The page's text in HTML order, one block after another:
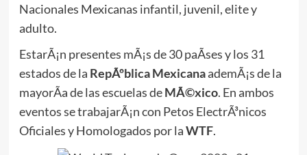
Nacionales Mexicanas infantil, juvenil, elite y
adulto.
EstarÃ¡n presentes mÃ¡s de 30 paÃ­ses y los 31
estados de la RepÃºblica MexicanaademÃ¡s de la
mayorÃ­a de las escuelas deMÃ©xico. En ambos
eventos se trabajarÃ¡n con Petos ElectrÃ³nicos
Oficiales y Homologados por laWTF.